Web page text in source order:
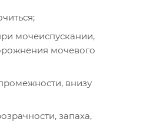
мочеиспускании,
мочевого
внизу
запаха,